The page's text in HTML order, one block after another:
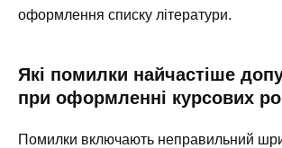
оформлення списку літератури.
Які помилки найчастіше
при оформленні курсових
Помилки включають неправильний